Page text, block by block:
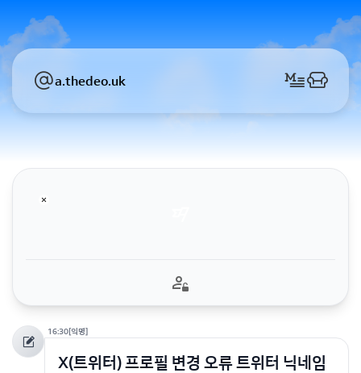
a.thedeo.uk
16:30[익명]
X(트위터) 프로필 변경 오류 트위터 닉네임